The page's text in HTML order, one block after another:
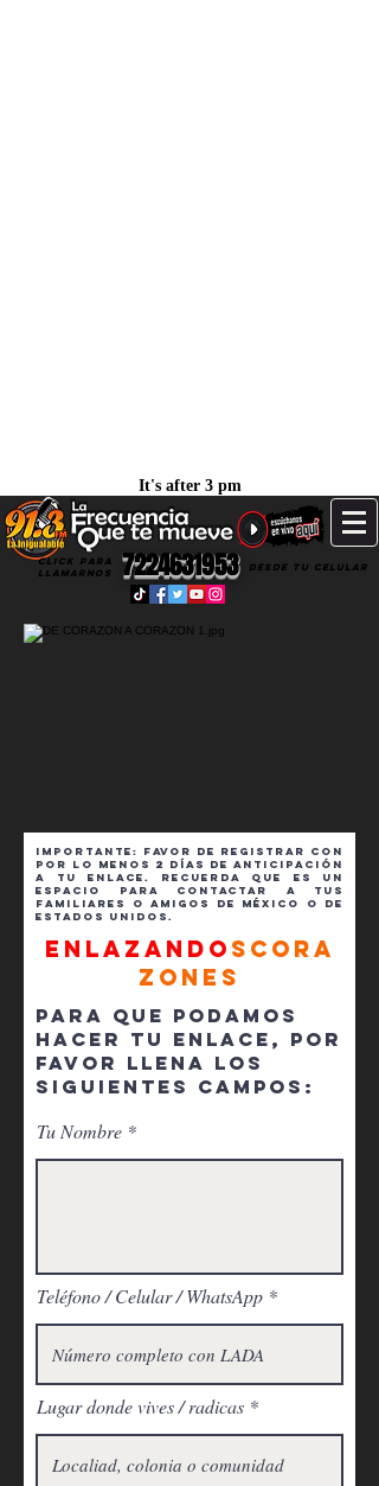
It's after 3 pm
7224631953
CLICK PARA
LLAMARNOS
DESDE TU CELULAR
IMPORTANTE: FAVOR DE REGISTRAR CON
POR LO MENOS 2 DÍAS DE ANTICIPACIÓN
A TU ENLACE. Recuerda que es un
espacio para contactar a tus
familiares o amigos de méxico o de
estados unidos.
ENLAZANDO sCORA
ZONES
PARA QUE PODAMOS
HACER TU ENLACE, POR
FAVOR LLENA LOS
SIGUIENTES CAMPOS:
Tu Nombre
Teléfono / Celular / WhatsApp
Lugar donde vives / radicas